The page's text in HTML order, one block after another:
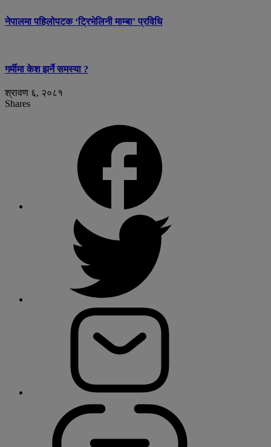
नेपालमा पहिलोपटक ‘ट्रिभेलिनी माम्बा’ प्रविधि
गर्मीमा केश झर्ने समस्या ?
श्रावण ६, २०८१
Shares